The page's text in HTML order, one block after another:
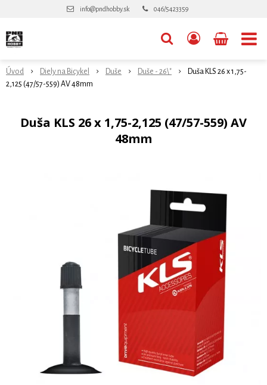
info@pndhobby.sk 046/5423359
Úvod Diely na Bicykel Duše Duše - 26\"
Duša KLS 26 x 1,75-
2,125 (47/57-559) AV 48mm
Duša KLS 26 x 1,75-2,125 (47/57-559) AV
48mm